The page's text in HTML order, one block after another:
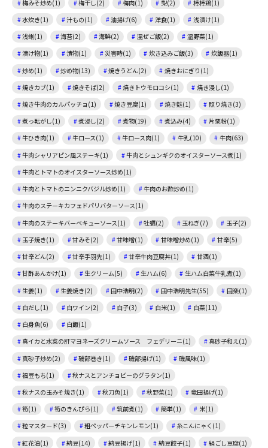
梅みそ炒め(1) 梅干し(2) 梅肉(1) 梨(2)
棒棒鶏(1)
水炊き(1)
汁もの(1) 油揚げ(6) 洋食(1)
浅漬け(1)
浅蜊(1)
海苔(2) 海鮮(2) 混ぜご飯(2)
温野菜(1)
漬け物(1)
漬物(1) 災害時(1) 炊き込みご飯(3)
炊飯器(1)
炒め(1)
炒め物(13) 焼きうどん(2)
焼きおにぎり(1)
焼きカブ(1)
焼きそば(2) 焼きトウモロコシ(1)
焼き浸し(1)
焼き牛肉のカルパッチョ(1)
焼き豆腐(1) 焼き麩(1)
照り焼き(3)
煮っ転がし(1)
煮浸し(2) 煮物(19) 煮込み(4)
片栗粉(1)
牛ひき肉(1)
牛ロース(1) 牛ロース肉(1) 牛乳(10)
牛肉(63)
牛肉シャリアピン風ステーキ(1)
牛肉とシュンギクのオイスターソース煮(1)
牛肉とトマトのオイスターソース炒め(1)
牛肉とトマトのニンニクバジル炒め(1)
牛肉のお酢炒め(1)
牛肉のステーキカフェドパリバターソース(1)
牛肉のステーキバーベキューソース(1)
牡蠣(2) 玉ねぎ(7)
玉子(2)
玉子焼き(1)
甘みそ(2) 甘味噌(1) 甘味噌炒め(1)
甘辛(5)
甘辛どん(2)
甘辛手羽先(1) 甘辛牛肉豆腐丼(1)
甘酒(1)
甘酢あんかけ(1)
生クリーム(5) 生ハム(6)
生ハム白菜牛乳煮(1)
生姜(1)
生姜焼き(2) 田中浩明(2) 田中浩明先生(55)
田楽(1)
白だし(1)
白ワイン(2) 白子(3) 白米(1)
白菜(11)
白身魚(6)
白飯(1)
真イカと水菜の肝マヨネーズクリームソース フェデリーニ(1)
真砂子和え(1)
真砂子炒め(2)
磯部巻き(1) 磯部揚げ(1)
磯風味(1)
福豆もち(1)
秋ナスとアンチョビーのグラタン(1)
秋ナスの玉みそ焼き(1)
秋刀魚(1) 秋野菜(1)
竜田揚げ(1)
筍(1)
筍のきんぴら(1) 筑前煮(1) 簡単(1)
米(1)
粒マスタード(3)
粗ペッパーチキンレモン(1)
糸こんにゃく(1)
紅花油(1)
納豆(14) 納豆揚げ(1) 納豆餃子(1)
絹ごし豆腐(1)